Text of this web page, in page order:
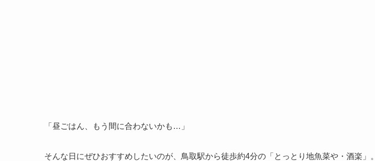
「昼ごはん、もう間に合わないかも…」
そんな日にぜひおすすめしたいのが、鳥取駅から徒歩約4分の「とっとり地魚菜や・酒楽」。